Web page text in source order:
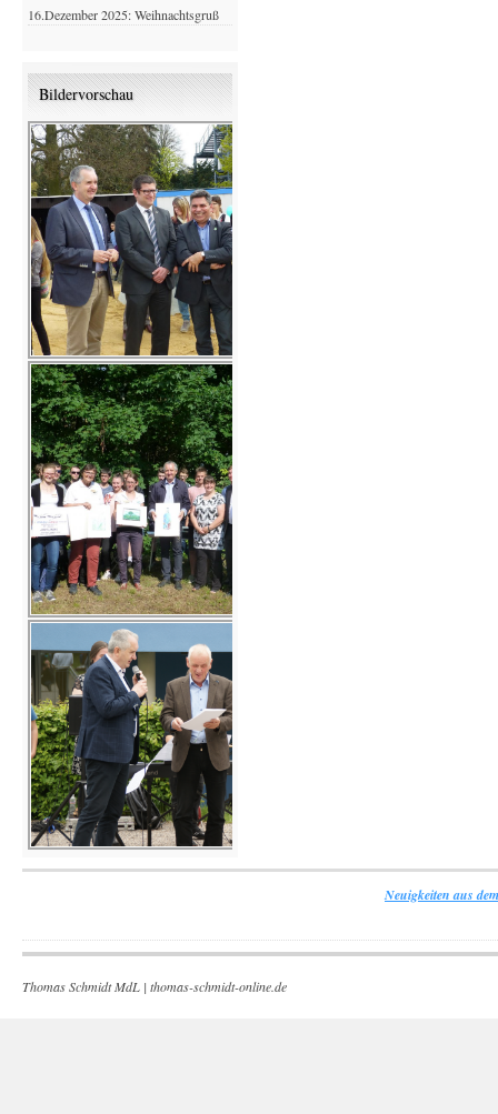
16.Dezember 2025: Weihnachtsgruß
Bildervorschau
Neuigkeiten aus
Thomas Schmidt MdL | thomas-schmidt-online.de